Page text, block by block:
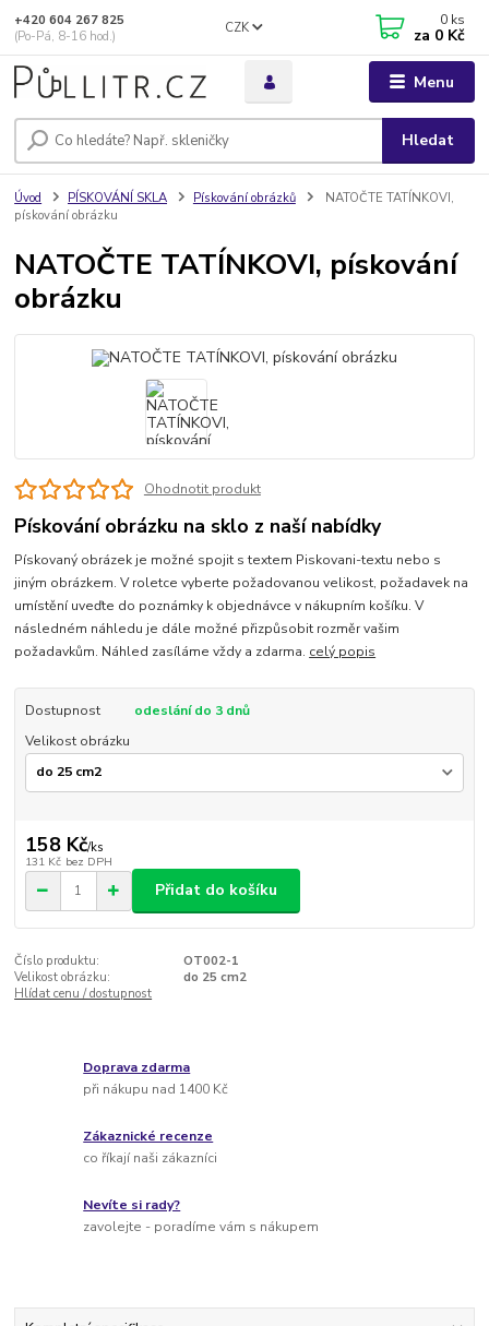
Menu
CZK
Hledat
+420 604 267 825
(Po-Pá, 8-16 hod.)
0 ks
za 0 Kč
Úvod PÍSKOVÁNÍ SKLA Pískování obrázků
NATOČTE TATÍNKOVI,
pískování obrázku
NATOČTE TATÍNKOVI, pískování
obrázku
Ohodnotit produkt
Pískování obrázku na sklo z naší nabídky
Pískovaný obrázek je možné spojit s textem Piskovani-textu nebo s
jiným obrázkem. V roletce vyberte požadovanou velikost, požadavek na
umístění uveďte do poznámky k objednávce v nákupním košíku. V
následném náhledu je dále možné přizpůsobit rozměr vašim
požadavkům. Náhled zasíláme vždy a zdarma. celý popis
Dostupnost
odeslání do 3 dnů
Velikost obrázku
158 Kč/ks
131 Kč bez DPH
Přidat do košíku
Číslo produktu:
OT002-1
Velikost obrázku:
do 25 cm2
Hlídat cenu / dostupnost
Doprava zdarma
při nákupu nad 1400 Kč
Zákaznické recenze
co říkají naši zákazníci
Nevíte si rady?
zavolejte - poradíme vám s nákupem